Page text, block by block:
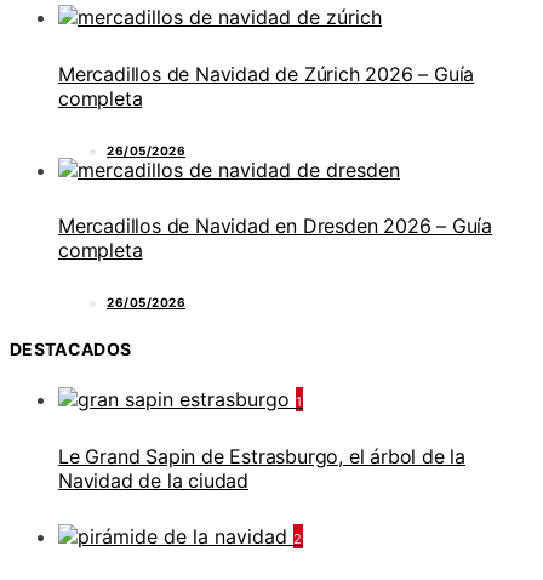
Mercadillos de Navidad de Zúrich 2026 – Guía
completa
26/05/2026
Mercadillos de Navidad en Dresden 2026 – Guía
completa
26/05/2026
DESTACADOS
1
Le Grand Sapin de Estrasburgo, el árbol de la
Navidad de la ciudad
2